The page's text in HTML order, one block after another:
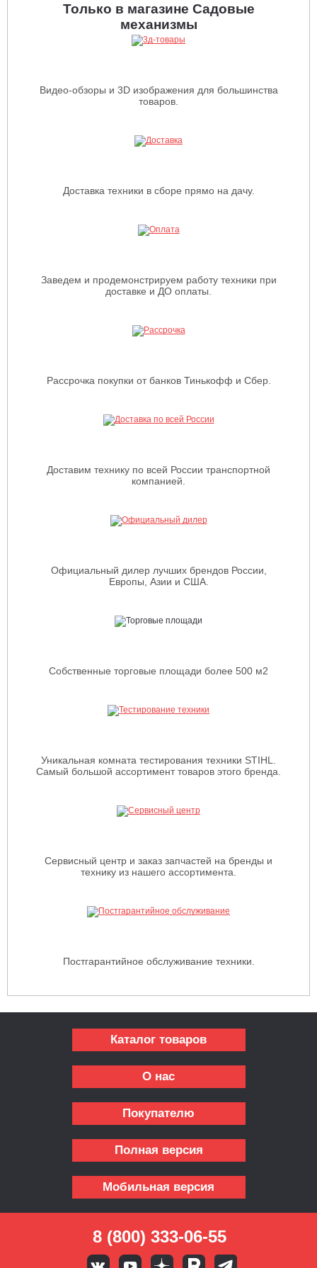
Только в магазине Садовые
механизмы
Видео-обзоры и 3D изображения для большинства
товаров.
Доставка техники в сборе прямо на дачу.
Заведем и продемонстрируем работу техники при
доставке и ДО оплаты.
Рассрочка покупки от банков Тинькофф и Сбер.
Доставим технику по всей России транспортной
компанией.
Официальный дилер лучших брендов России,
Европы, Азии и США.
Собственные торговые площади более 500 м2
Уникальная комната тестирования техники STIHL.
Самый большой ассортимент товаров этого бренда.
Сервисный центр и заказ запчастей на бренды и
технику из нашего ассортимента.
Постгарантийное обслуживание техники.
Каталог товаров
О нас
Покупателю
Полная версия
Мобильная версия
8 (800) 333-06-55